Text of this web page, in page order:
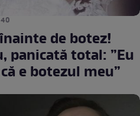
de botez!
panicată total: ”Eu
e botezul meu”